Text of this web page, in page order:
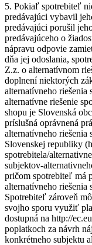
5. Pokiaľ spotrebiteľ
predávajúci vybavil
predávajúci porušil
predávajúceho o
nápravu odpovie
dňa jej odoslania,
Z.z. o alternatívnom
doplnení niektorých
alternatívneho riešenia
alternatívne riešenie
shopu je Slovenská
príslušná oprávnená
alternatívneho riešenia
Slovenskej republiky
spotrebitela/
subjektov-
pričom spotrebiteľ má
alternatívneho riešenia
Spotrebiteľ zároveň
svojho sporu využiť
dostupná na http://
poplatkoch za návrh
konkrétneho subjektu